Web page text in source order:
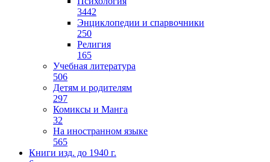
3442
Энциклопедии и спарвочники
250
Религия
165
Учебная литература
506
Детям и родителям
297
Комиксы и Манга
32
На иностранном языке
565
Книги изд. до 1940 г.